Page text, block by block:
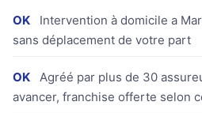
OK
Intervention à domicile a
sans déplacement de votre part
OK
Agréé par plus de 30
avancer, franchise offerte selon